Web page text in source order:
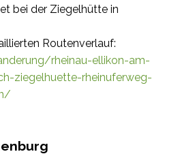
bei der Ziegelhütte in
Routenverlauf:
rheinau-ellikon-am-
ziegelhuette-rheinuferweg-